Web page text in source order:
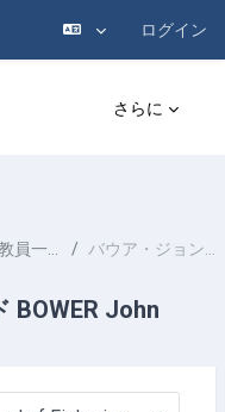
ログイン
さらに
教員一覧 List of Professors バウア・ジョン・リチャード BOWER John Richard
BOWER John